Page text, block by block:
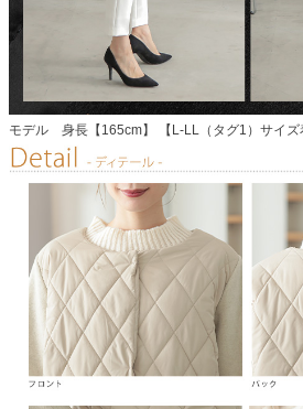
モデル 身長【165cm】 【L-LL（タグ1）サイズ